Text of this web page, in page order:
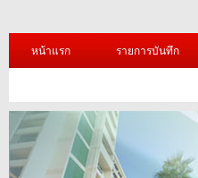
หน้าแรก รายการบันทึก